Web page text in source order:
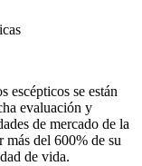
escépticos se están
evaluación y
de mercado de la
más del 600% de su
de vida.